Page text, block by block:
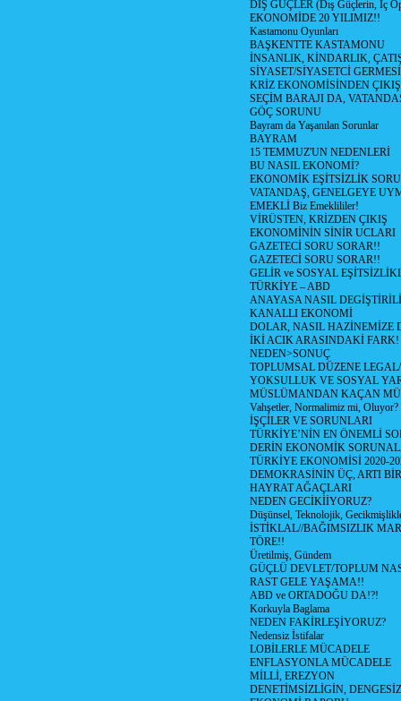
DIŞ GÜÇLER (Dış Güçlerin, İç
EKONOMİDE 20 YILIMIZ!!
Kastamonu Oyunları
BAŞKENTTE KASTAMONU
İNSANLIK, KİNDARLIK,
SİYASET/SİYASETCİ
KRİZ EKONOMİSİNDEN ÇIKIŞ
SEÇİM BARAJI DA,
GÖÇ SORUNU
Bayram da Yaşanılan Sorunlar
BAYRAM
15 TEMMUZ'UN NEDENLERİ
BU NASIL EKONOMİ?
EKONOMİK EŞİTSİZLİK
VATANDAŞ, GENELGEYE
EMEKLİ Biz Emeklililer!
VİRÜSTEN, KRİZDEN ÇIKIŞ
EKONOMİNİN SİNİR UCLARI
GAZETECİ SORU SORAR!!
GAZETECİ SORU SORAR!!
GELİR ve SOSYAL
TÜRKİYE – ABD
ANAYASA NASIL
KANALLI EKONOMİ
DOLAR, NASIL HAZİNEMİZE
İKİ ACIK ARASINDAKİ FARK!
NEDEN>SONUÇ
TOPLUMSAL DÜZENE
YOKSULLUK VE SOSYAL
MÜSLÜMANDAN KAÇAN
Vahşetler, Normalimiz mi, Oluyor?
İŞÇİLER VE SORUNLARI
TÜRKİYE’NİN EN ÖNEMLİ
DERİN EKONOMİK
TÜRKİYE EKONOMİSİ 2020-
DEMOKRASİNİN ÜÇ, ARTI
HAYRAT AĞAÇLARI
NEDEN GECİKİİYORUZ?
Düşünsel, Teknolojik,
İSTİKLAL//BAĞIMSIZLIK
TÖRE!!
Üretilmiş, Gündem
GÜÇLÜ DEVLET/TOPLUM
RAST GELE YAŞAMA!!
ABD ve ORTADOĞU DA!?!
Korkuyla Baglama
NEDEN FAKİRLEŞİYORUZ?
Nedensiz İstifalar
LOBİLERLE MÜCADELE
ENFLASYONLA MÜCADELE
MİLLİ, EREZYON
DENETİMSİZLİGİN,